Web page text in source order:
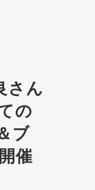
さん
の
ブ
催